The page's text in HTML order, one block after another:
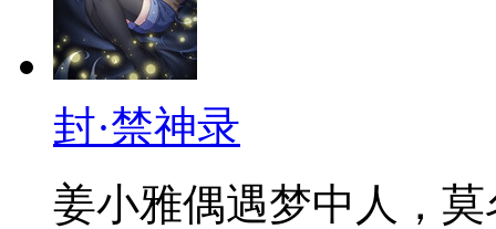
封·禁神录
姜小雅偶遇梦中人，